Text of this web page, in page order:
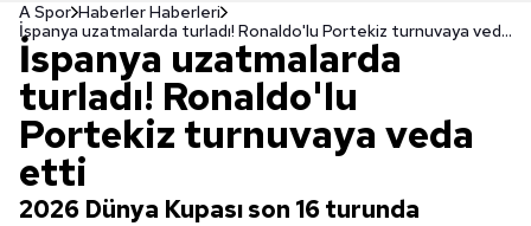
A Spor Haberler Haberleri
İspanya uzatmalarda turladı! Ronaldo'lu Portekiz turnuvaya veda etti
İspanya uzatmalarda
turladı! Ronaldo'lu
Portekiz turnuvaya veda
etti
2026 Dünya Kupası son 16 turunda